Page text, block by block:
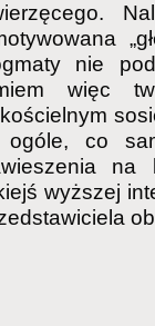
nie
więc
co
na
wyższej